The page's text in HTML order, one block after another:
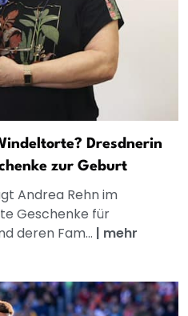
Dresdnerin
zur Geburt
Andrea Rehn im
Geschenke für
deren Fam... | mehr